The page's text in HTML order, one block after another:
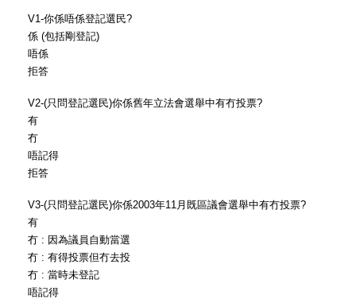
V1-你係唔係登記選民?
係 (包括剛登記)
唔係
拒答
V2-(只問登記選民)你係舊年立法會選舉中有冇投票?
有
冇
唔記得
拒答
V3-(只問登記選民)你係2003年11月既區議會選舉中有冇投票?
有
冇 : 因為議員自動當選
冇 : 有得投票但冇去投
冇 : 當時未登記
唔記得